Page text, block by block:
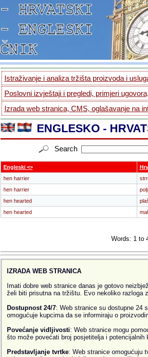
Istraživanje i analiza tržišta proizvoda i
Poslovni izvještaji i pregledi, primjeri
Izrada web stranica, CMS, oglašavanje na
ENGLESKO -
Search
Engleski <>
hen harrier
hen harrier
hen hearted
hen hearted
Words: 1 to
IZRADA WEB STRANICA
Imati dobre web stranice danas je gotovo
želi biti prisutna na tržištu. Evo nekoliko razloga
Dostupnost 24/7: Web stranice su dostupne 24
omogućuje kupcima da se informiraju o
Povećanje vidljivosti: Web stranice mogu
što može povećati broj posjetitelja i potencijalnih
Predstavljanje tvrtke: Web stranice omogućuju